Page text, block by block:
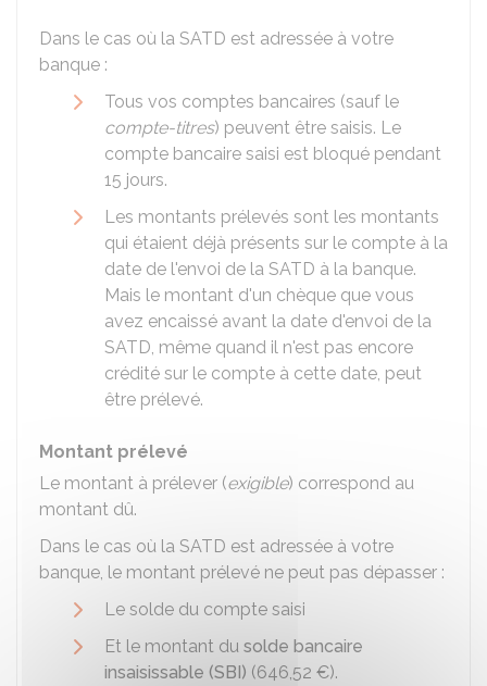
Dans le cas où la SATD est adressée à votre
banque :
Tous vos comptes bancaires (sauf le
compte-titres) peuvent être saisis. Le
compte bancaire saisi est bloqué pendant
15 jours.
Les montants prélevés sont les montants
qui étaient déjà présents sur le compte à la
date de l'envoi de la SATD à la banque.
Mais le montant d'un chèque que vous
avez encaissé avant la date d'envoi de la
SATD, même quand il n'est pas encore
crédité sur le compte à cette date, peut
être prélevé.
Montant prélevé
Le montant à prélever (exigible) correspond au
montant dû.
Dans le cas où la SATD est adressée à votre
banque, le montant prélevé ne peut pas dépasser :
Le solde du compte saisi
Et le montant du solde bancaire
insaisissable (SBI) (646,52 €).